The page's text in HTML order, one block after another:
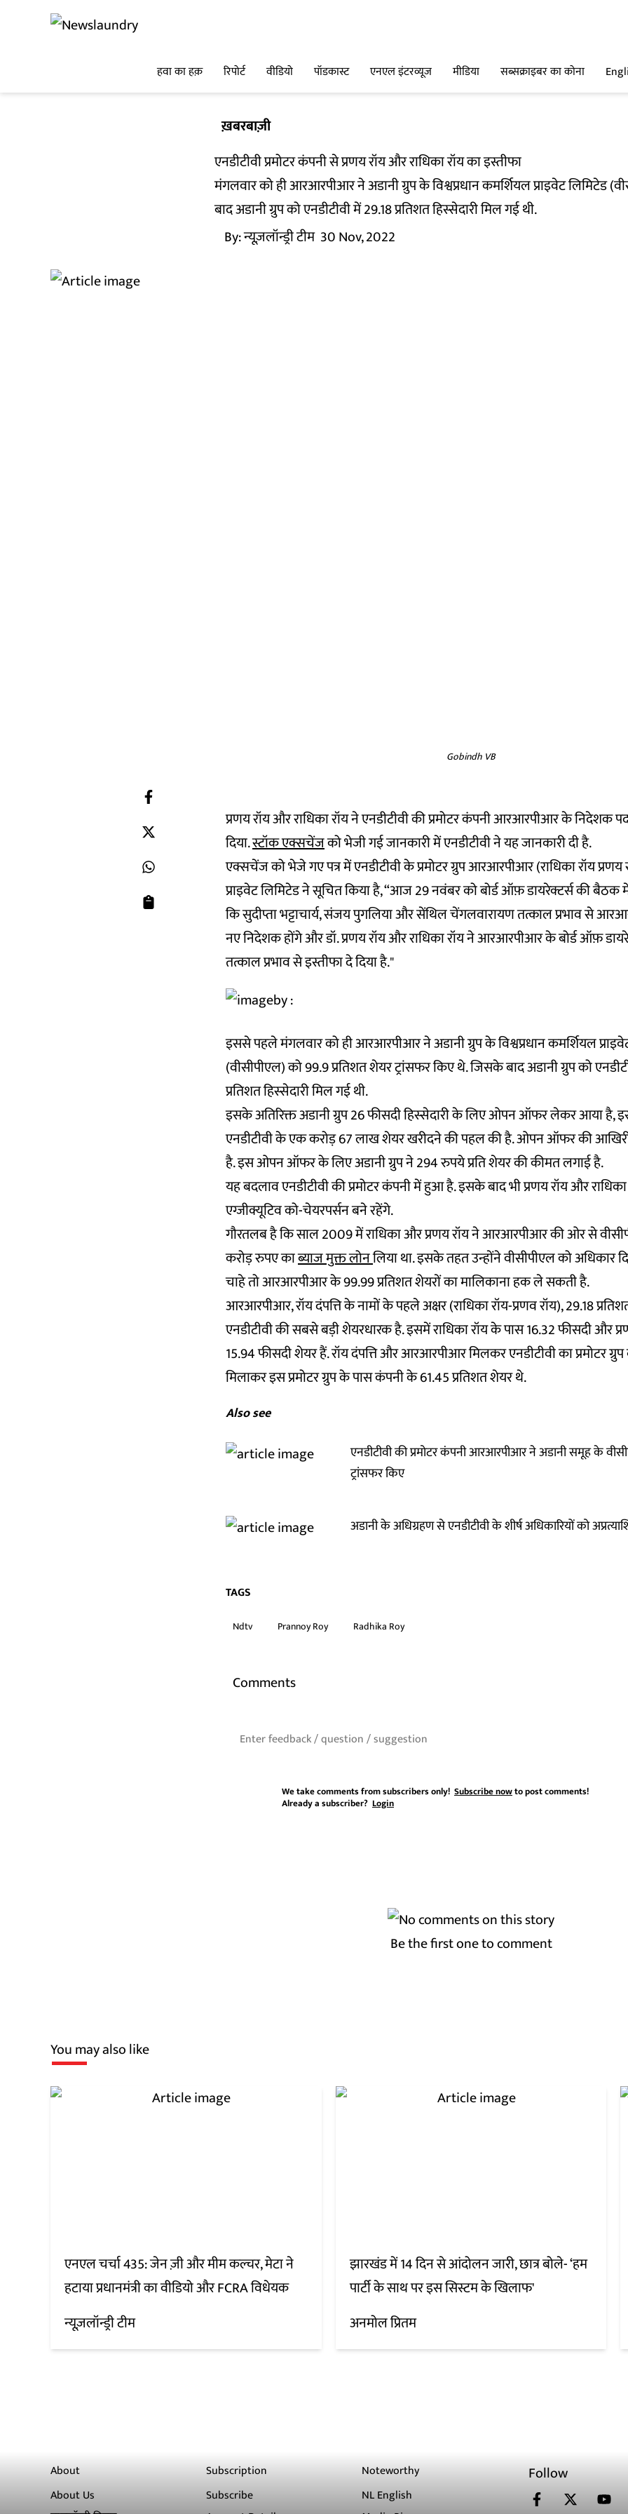
हवा का हक़ रिपोर्ट वीडियो पॉडकास्ट एनएल इंटरव्यूज मीडिया सब्सक्राइबर का कोना
ख़बरबाज़ी
एनडीटीवी प्रमोटर कंपनी से प्रणय रॉय और राधिका रॉय का इस्तीफा
मंगलवार को ही आरआरपीआर ने अडानी ग्रुप के विश्वप्रधान कमर्शियल प्राइवेट लिमिटेड
बाद अडानी ग्रुप को एनडीटीवी में 29.18 प्रतिशत हिस्सेदारी मिल गई थी.
By:न्यूज़लॉन्ड्री टीम 30 Nov, 2022
Gobindh VB
प्रणय रॉय और राधिका रॉय ने एनडीटीवी की प्रमोटर कंपनी आरआरपीआर के निदेशक
दिया.स्टॉक एक्सचेंजको भेजी गई जानकारी में एनडीटीवी ने यह जानकारी दी है.
एक्सचेंज को भेजे गए पत्र में एनडीटीवी के प्रमोटर ग्रुप आरआरपीआर (राधिका रॉय प्रणय
प्राइवेट लिमिटेड ने सूचित किया है, “आज 29 नवंबर को बोर्ड ऑफ़ डायरेक्टर्स की बैठक
कि सुदीप्ता भट्टाचार्य, संजय पुगलिया और सेंथिल चेंगलवारायण तत्काल प्रभाव से
नए निदेशक होंगे और डॉ. प्रणय रॉय और राधिका रॉय ने आरआरपीआर के बोर्ड ऑफ़
तत्काल प्रभाव से इस्तीफा दे दिया है."
इससे पहले मंगलवार को ही आरआरपीआर ने अडानी ग्रुप के विश्वप्रधान कमर्शियल
(वीसीपीएल) को 99.9 प्रतिशत शेयर ट्रांसफर किए थे. जिसके बाद अडानी ग्रुप को
प्रतिशत हिस्सेदारी मिल गई थी.
इसके अतिरिक्त अडानी ग्रुप 26 फीसदी हिस्सेदारी के लिए ओपन ऑफर लेकर आया है,
एनडीटीवी के एक करोड़ 67 लाख शेयर खरीदने की पहल की है. ओपन ऑफर की
है. इस ओपन ऑफर के लिए अडानी ग्रुप ने 294 रुपये प्रति शेयर की कीमत लगाई है.
यह बदलाव एनडीटीवी की प्रमोटर कंपनी में हुआ है. इसके बाद भी प्रणय रॉय और
एग्जीक्यूटिव को-चेयरपर्सन बने रहेंगे.
गौरतलब है कि साल 2009 में राधिका और प्रणय रॉय ने आरआरपीआर की ओर से
करोड़ रुपए काब्याज मुक्त लोनलिया था. इसके तहत उन्होंने वीसीपीएल को अधिकार
चाहे तो आरआरपीआर के 99.99 प्रतिशत शेयरों का मालिकाना हक ले सकती है.
आरआरपीआर, रॉय दंपत्ति के नामों के पहले अक्षर (राधिका रॉय-प्रणव रॉय), 29.18
एनडीटीवी की सबसे बड़ी शेयरधारक है. इसमें राधिका रॉय के पास 16.32 फीसदी और
15.94 फीसदी शेयर हैं. रॉय दंपत्ति और आरआरपीआर मिलकर एनडीटीवी का प्रमोटर
मिलाकर इस प्रमोटर ग्रुप के पास कंपनी के 61.45 प्रतिशत शेयर थे.
Also see
एनडीटीवी की प्रमोटर कंपनी आरआरपीआर ने अडानी समूह के
ट्रांसफर किए
अडानी के अधिग्रहण से एनडीटीवी के शीर्ष अधिकारियों को
TAGS
Ndtv Prannoy Roy Radhika Roy
Comments
We take comments from subscribers only! Subscribe nowto post comments!
Already a subscriber? Login
Be the first one to comment
You may also like
एनएल चर्चा 435: जेन ज़ी और मीम कल्चर, मेटा ने
हटाया प्रधानमंत्री का वीडियो और FCRA विधेयक
न्यूज़लॉन्ड्री टीम
झारखंड में 14 दिन से आंदोलन जारी, छात्र बोले- ‘हम
पार्टी के साथ पर इस सिस्टम के खिलाफ'
अनमोल प्रितम
About
About Us
Subscription
Subscribe
Noteworthy
NL English
Follow